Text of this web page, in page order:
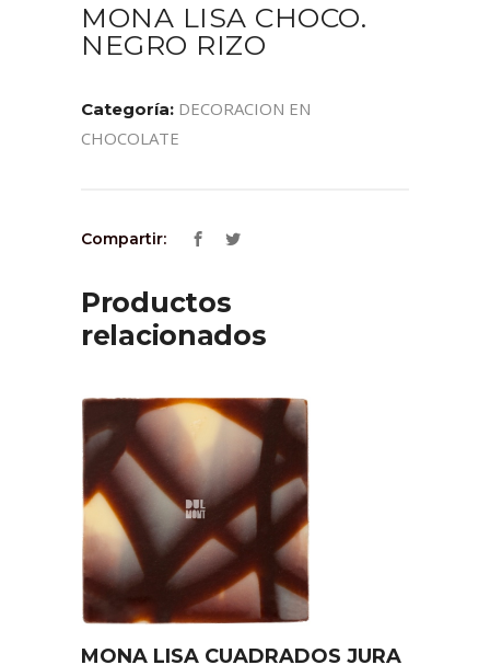
MONA LISA CHOCO.
NEGRO RIZO
Categoría: DECORACION EN
CHOCOLATE
Compartir:
Productos
relacionados
MONA LISA CUADRADOS JURA